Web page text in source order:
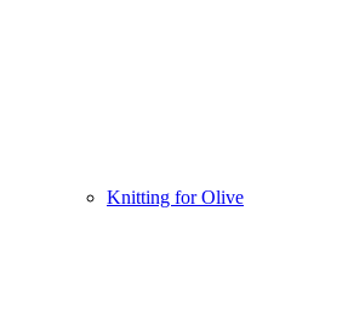
Knitting for Olive